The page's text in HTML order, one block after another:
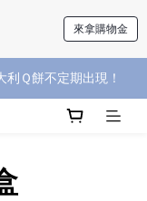
來拿購物金
販售中～
登入送購物金！
Ｑ餅不定期出現！